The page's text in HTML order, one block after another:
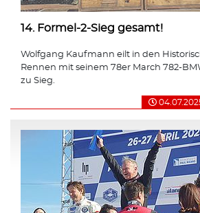
14. Formel-2-Sieg gesamt!
Wolfgang Kaufmann eilt in den
Rennen mit seinem 78er March 782-
zu Sieg.